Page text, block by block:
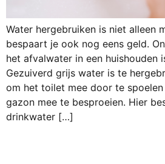
Water hergebruiken is niet alleen
bespaart je ook nog eens geld.
het afvalwater in een huishouden
Gezuiverd grijs water is te
om het toilet mee door te
gazon mee te besproeien. Hier
drinkwater […]